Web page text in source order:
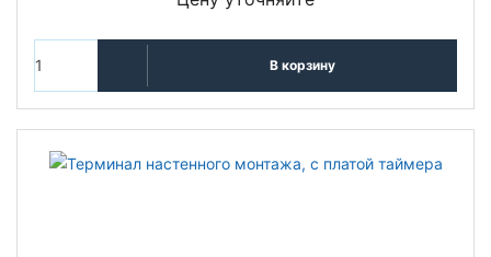
В корзину